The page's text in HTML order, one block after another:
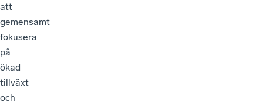
att
gemensamt
fokusera
på
ökad
tillväxt
och